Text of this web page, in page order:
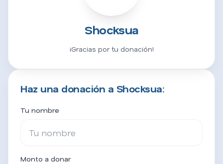
Shocksua
¡Gracias por tu donación!
Haz una donación a Shocksua:
Tu nombre
Monto a donar